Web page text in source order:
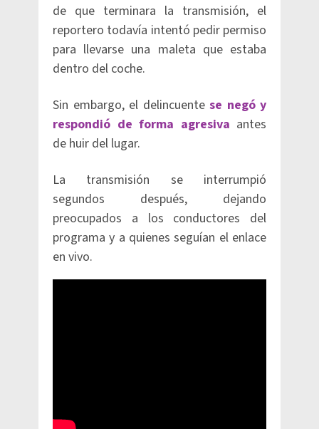
de que terminara la transmisión, el
reportero todavía intentó pedir permiso
para llevarse una maleta que estaba
dentro del coche.
Sin embargo, el delincuente se negó y
respondió de forma agresiva antes
de huir del lugar.
La transmisión se interrumpió
segundos después, dejando
preocupados a los conductores del
programa y a quienes seguían el enlace
en vivo.